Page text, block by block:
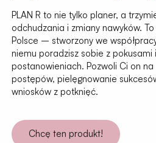
PLAN R to nie tylko planer, a
odchudzania i zmiany nawyków.
Polsce – stworzony we
niemu poradzisz sobie z pokusami
postanowieniach. Pozwoli Ci on
postępów, pielęgnowanie
wniosków z potknięć.
Chcę ten produkt!